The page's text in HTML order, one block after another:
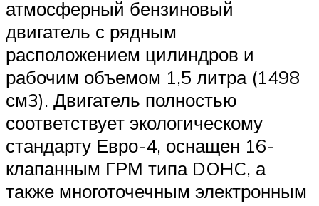
атмосферный бензиновый
двигатель с рядным
расположением цилиндров и
рабочим объемом 1,5 литра (1498
см3). Двигатель полностью
соответствует экологическому
стандарту Евро-4, оснащен 16-
клапанным ГРМ типа DOHC, а
также многоточечным электронным